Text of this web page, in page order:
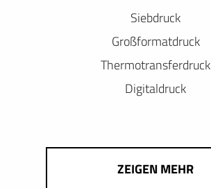
Siebdruck
Großformatdruck
Thermotransferdruck
Digitaldruck
ZEIGEN MEHR